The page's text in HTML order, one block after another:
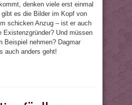
denken viele erst einmal
es die Bilder im Kopf von
schicken Anzug – ist er auch
Existenzgründer? Und müssen
Beispiel nehmen? Dagmar
auch anders geht!